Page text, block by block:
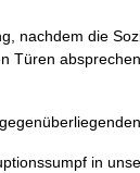
nachdem die
in